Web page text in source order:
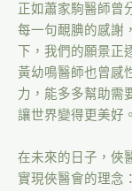
正如蕭家駒醫師曾
每一句靦腆的感謝
下，我們的願景正
黃幼鳴醫師也曾感
力，能多多幫助需
讓世界變得更美好。
在未來的日子，俠
實現俠醫會的理念